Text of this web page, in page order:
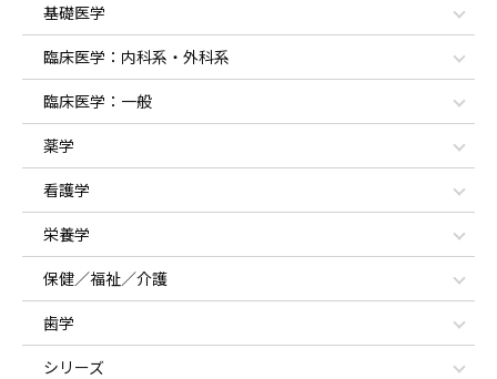
基礎医学
臨床医学：内科系・外科系
臨床医学：一般
薬学
看護学
栄養学
保健／福祉／介護
歯学
シリーズ